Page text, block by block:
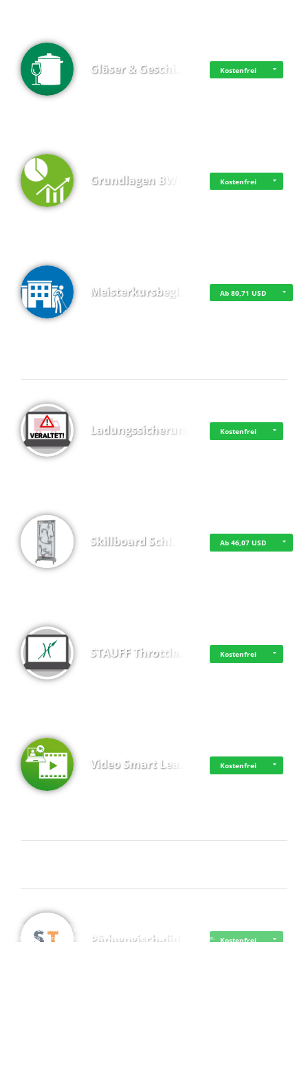
Gläser & Geschi… Kostenfrei
Grundlagen BWL Kostenfrei
Meisterkursbegl… Ab 80,71 USD
Ladungssicherung Kostenfrei
Skillboard Schl… Ab 46,07 USD
STAUFF Throttle… Kostenfrei
Video Smart Lea… Kostenfrei
Pädagogisch-did… Kostenfrei
· ·Datenschutz ·
© 2016 - 2026 SupraTix GmbH oder Partnergesellschaften - Alle Rechte vorbehalten.